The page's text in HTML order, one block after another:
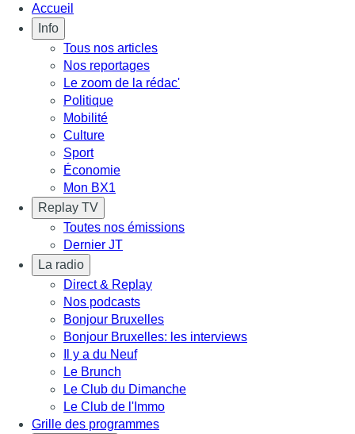
Accueil
Info
Tous nos articles
Nos reportages
Le zoom de la rédac'
Politique
Mobilité
Culture
Sport
Économie
Mon BX1
Replay TV
Toutes nos émissions
Dernier JT
La radio
Direct & Replay
Nos podcasts
Bonjour Bruxelles
Bonjour Bruxelles: les interviews
Il y a du Neuf
Le Brunch
Le Club du Dimanche
Le Club de l'Immo
Grille des programmes